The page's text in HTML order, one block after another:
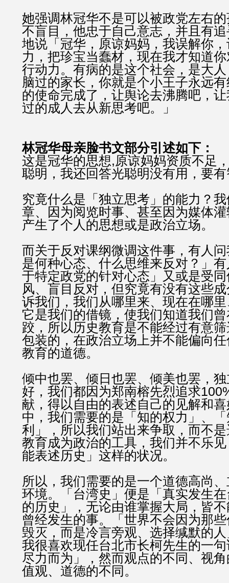
她强调林冠华不是可以被政党左右
不盲目，他忠于自己意志，并且有
地说「冠华，原谅妈妈，我误解你
力，把珍宝当蠢材，现在我才知道
行动力。有病的是这个社会，是大
脑过的家长，你就是个小王子永远
的使命完成了，让舆论去沸腾吧，
过的成人去从新思考吧。」
林冠华母亲脸书文部分引述如下：
这是冠华的思想,原谅妈妈资质不足
聪明，我还回答光聪明没有用，要
究竟什么是「独立思考」的能力？
章、因为阅览时事、甚至因为媒体
产生了个人的思想或是政治立场。
而关于反对课纲微调这件事，有人
是何种心态、什么思维来反对？」
于特定政党的针对心态」又或是受
风、盲目反对，但究竟有没有这些
诉我们，我们从哪里来、现在在哪
它是我们的借镜，使我们知道我们
跤，所以历史教育是不能经过有意
包装的，在政治立场上并不能偏向
教育的道德。
倾中也罢、倾日也罢、倾美也罢，
好，我们都因为郑南榕先烈追求
献，得以自由的表述自己的见解和
中，我们需要的是「知的权力」、
利」，所以我们站出来争取，而不
教育成为政治的工具，我们并不乐
能表述历史」这样的状况。
所以，我们需要的是一个道德高尚
环境。「台湾史」便是「真实发生
的历史」，无论由谁掌握大局，皆
曾经发生的事。「世界不会因为那
毁灭，而是冷言旁观、选择缄默的
我很喜欢现任台北市长柯先生的一
尽力而为」，然而观点的不同、视
值观、道德的不同。